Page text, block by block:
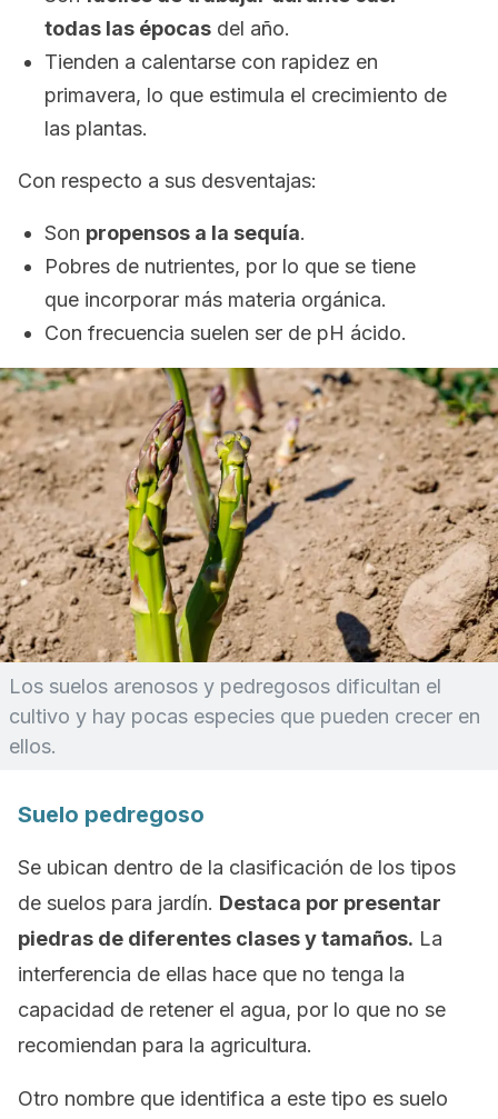
todas las épocas del año.
Tienden a calentarse con rapidez en
primavera, lo que estimula el crecimiento de
las plantas.
Con respecto a sus desventajas:
Son propensos a la sequía.
Pobres de nutrientes, por lo que se tiene
que incorporar más materia orgánica.
Con frecuencia suelen ser de pH ácido.
Los suelos arenosos y pedregosos dificultan el
cultivo y hay pocas especies que pueden crecer en
ellos.
Suelo pedregoso
Se ubican dentro de la clasificación de los tipos
de suelos para jardín. Destaca por presentar
piedras de diferentes clases y tamaños. La
interferencia de ellas hace que no tenga la
capacidad de retener el agua, por lo que no se
recomiendan para la agricultura.
Otro nombre que identifica a este tipo es suelo